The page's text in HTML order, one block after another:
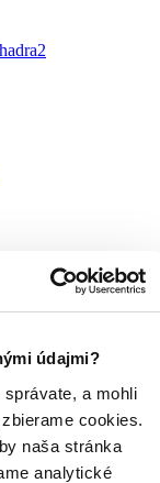
údajmi?
a mohli
cookies.
naša stránka
analytické
2